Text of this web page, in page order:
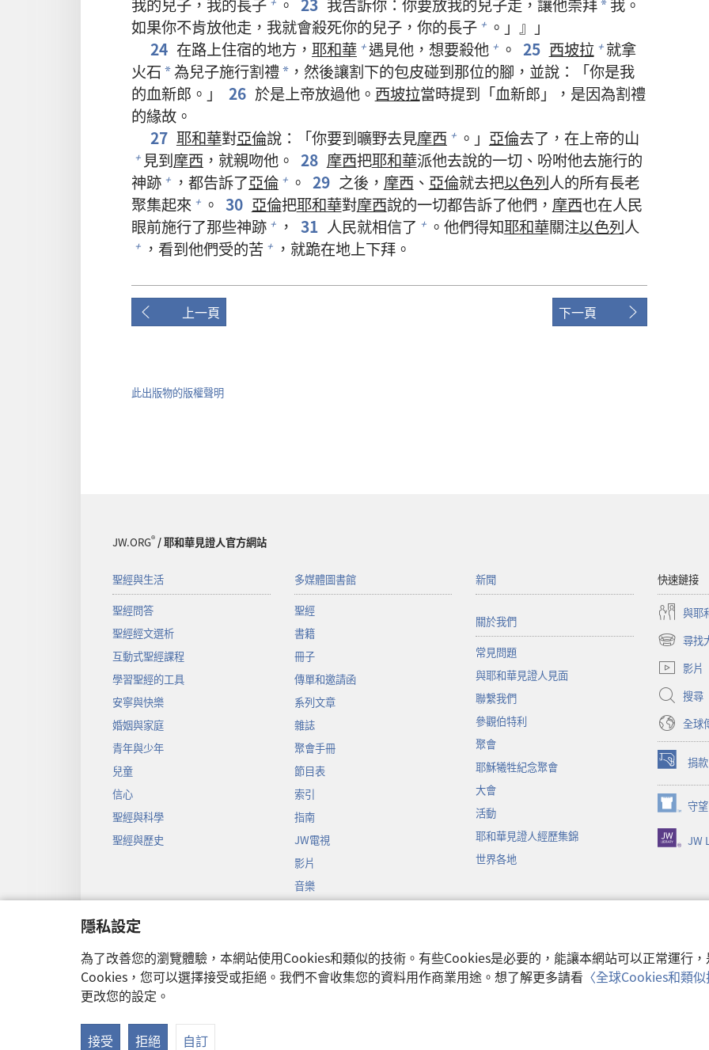
隱私設定
為了改善您的瀏覽體驗，本網站使用Cookies和類似的技術。有些Cookies是必要的，能讓本網站可以正常運行
Cookies，您可以選擇接受或拒絕。我們不會收集您的資料用作商業用途。想了解更多請看 〈全球Cookies和類
更改您的設定。
接受 拒絕 自訂
我的兒子，我的長子
。 23 我告訴你：你要放我的兒子走，讓他崇拜* 我。
如果你不肯放他走，我就會殺死你的兒子，你的長子 + 。」』」
24 在路上住宿的地方， 耶和華 + 遇見他，想要殺他 + 。 25 西坡拉 + 就拿
火石 *為兒子施行割禮* ，然後讓割下的包皮碰到那位的腳，並說：「你是我
的血新郎。」
26 於是上帝放過他。 西坡拉當時提到「血新郎」，是因為割禮
的緣故。
27 耶和華對亞倫說：「你要到曠野去見摩西 + 。」 亞倫去了，在上帝的山
+ 見到摩西 ，就親吻他。 28 摩西把耶和華派他去說的一切、吩咐他去施行的
神跡 + ，都告訴了亞倫 + 。 29 之後， 摩西 、 亞倫就去把以色列人的所有長老
聚集起來 + 。 30 亞倫把耶和華對摩西說的一切都告訴了他們， 摩西也在人民
眼前施行了那些神跡 + ， 31 人民就相信了 + 。他們得知耶和華關注以色列人
+ ，看到他們受的苦 + ，就跪在地上下拜。
上一頁 下一頁
此出版物的版權聲明
JW.ORG®/ 耶和華見證人官方網站
聖經與生活
聖經問答
聖經經文選析
互動式聖經課程
學習聖經的工具
安寧與快樂
婚姻與家庭
青年與少年
兒童
信心
聖經與科學
聖經與歷史
多媒體圖書館
聖經
書籍
冊子
傳單和邀請函
系列文章
雜誌
聚會手冊
節目表
索引
指南
JW電視
影片
音樂
新聞
關於我們
常見問題
與耶和華見證人見面
聯繫我們
參觀伯特利
聚會
耶穌犧牲紀念聚會
大會
活動
耶和華見證人經歷集錦
世界各地
快速鏈接
與耶
尋找
（開
啟
新
視
窗）
影片
搜尋
全球
捐款
（開
啟
新
視
窗）
守
（開
啟
新
JW